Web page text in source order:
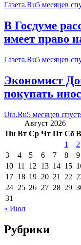
Газета.Ru5 месяцев
В Госдуме
имеет право
Газета.Ru5 месяцев
Экономист
покупать
Ura.Ru5 месяцев
Август 2026
Пн Вт Ср Чт Пт Сб
1
2
3
4 5 6 7 8
9
10 11 12 13 14 15
17 18 19 20 21 22
24 25 26 27 28 29
31
« Июл
Рубрики